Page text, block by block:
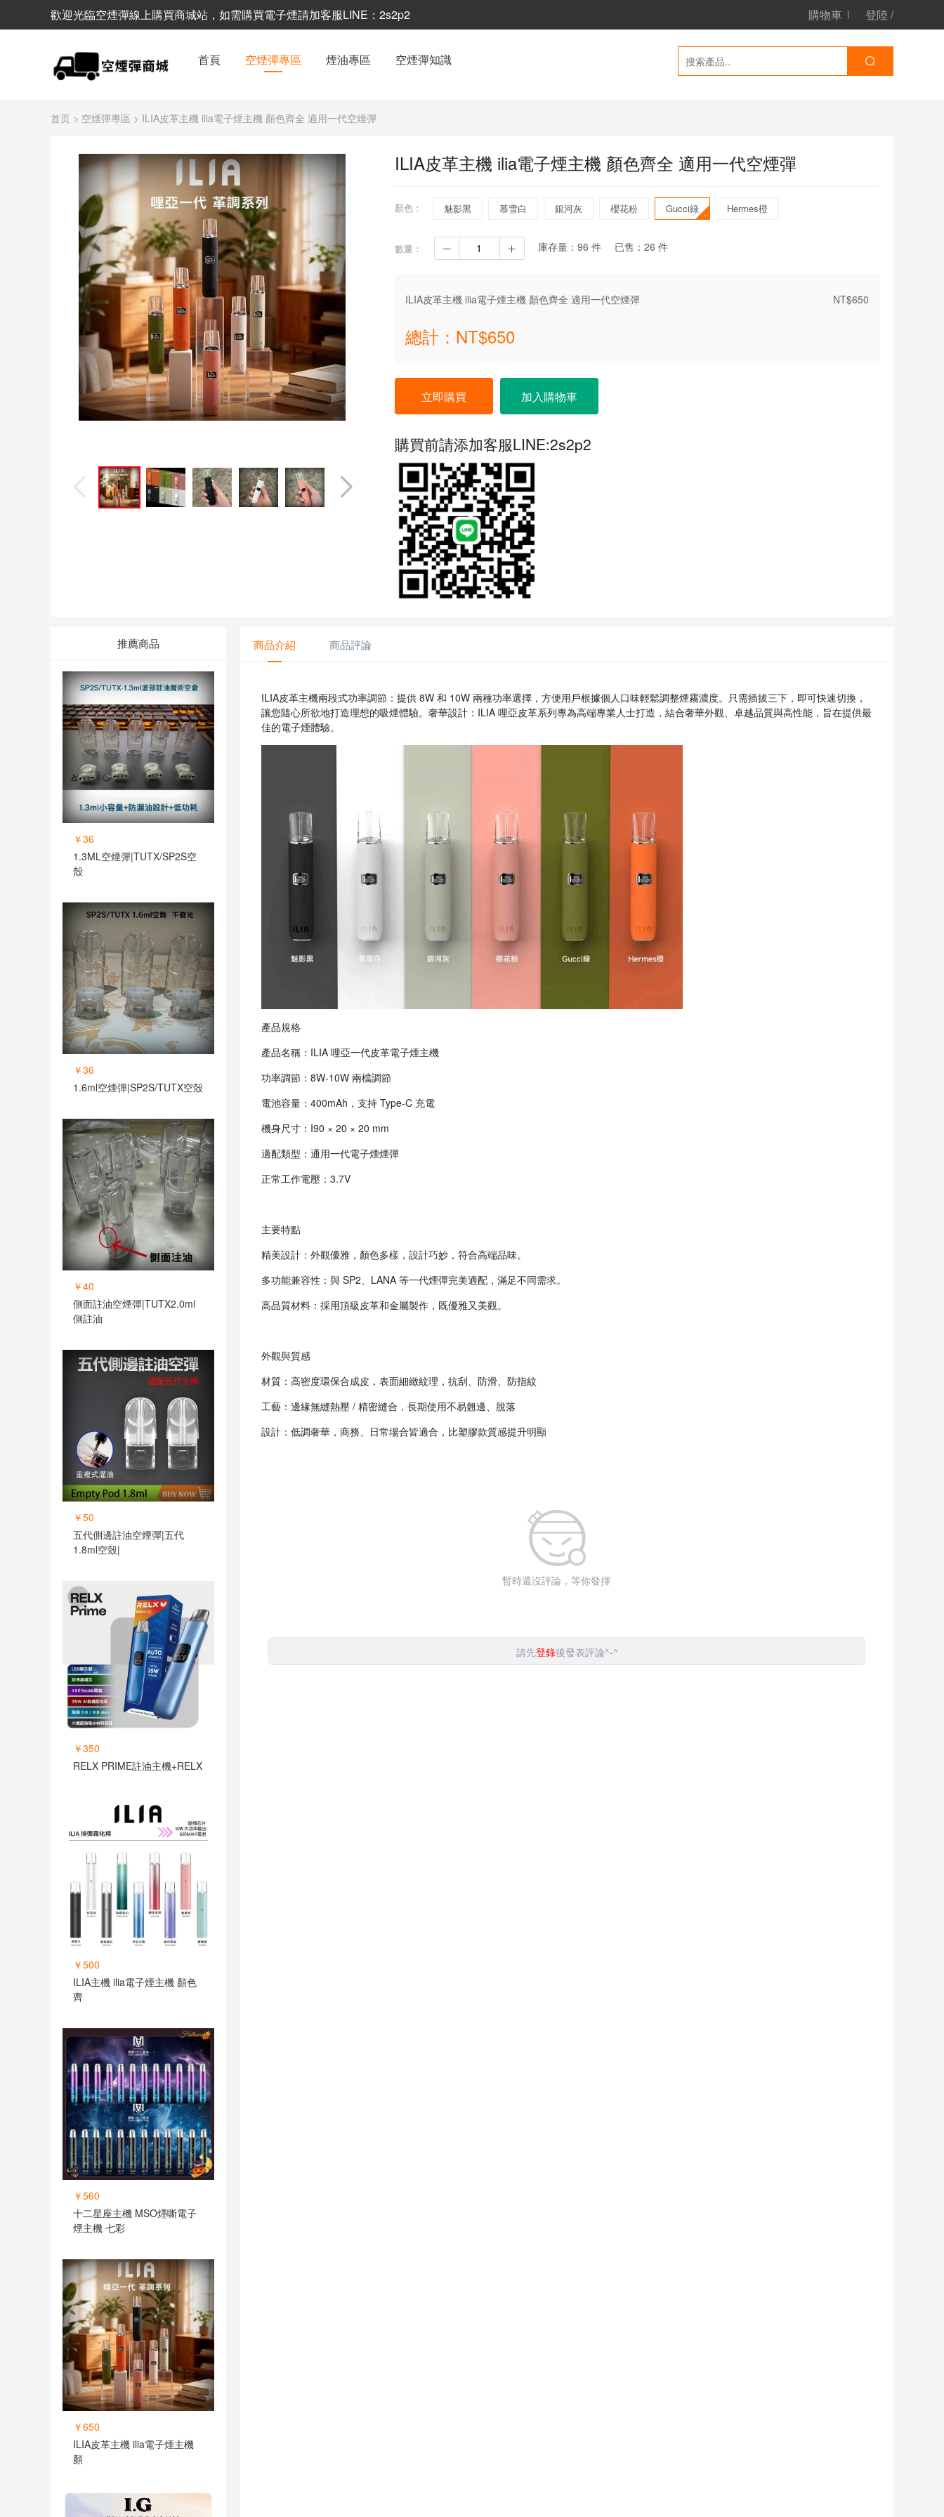
歡迎光臨空煙彈線上購買商城站，如需購買電子煙請加客服LINE：2s2p2 購物車 登陸 /
首頁 空煙彈專區 煙油專區 空煙彈知識
首页 > 空煙彈專區 > ILIA皮革主機 ilia電子煙主機 顏色齊全 適用一代空煙彈
ILIA皮革主機 ilia電子煙主機 顏色齊全 適用一代空煙彈
顏色： 魅影黑 慕雪白 銀河灰 櫻花粉 Gucci綠 Hermes橙
數量： 庫存量： 96 件 已售： 26 件
ILIA皮革主機 ilia電子煙主機 顏色齊全 適用一代空煙彈 NT$650
總計：NT$650
立即購買 加入購物車
購買前請添加客服LINE:2s2p2
推薦商品
￥36
1.3ML空煙彈|TUTX/SP2S空
殼
￥36
1.6ml空煙彈|SP2S/TUTX空殼
￥40
側面註油空煙彈|TUTX2.0ml
側註油
￥50
五代側邊註油空煙彈|五代
1.8ml空殼|
￥350
RELX PRIME註油主機+RELX
￥500
ILIA主機 ilia電子煙主機 顏色
齊
￥560
十二星座主機 MSO爅嘶電子
煙主機 七彩
￥650
ILIA皮革主機 ilia電子煙主機
顏
商品介紹 商品評論
ILIA皮革主機兩段式功率調節：提供 8W 和 10W 兩種功率選擇，方便用戶根據個人口味輕鬆調整煙霧濃度。只需插拔三下，即可快速切換，
讓您隨心所欲地打造理想的吸煙體驗。奢華設計：ILIA 哩亞皮革系列專為高端專業人士打造，結合奢華外觀、卓越品質與高性能，旨在提供最
佳的電子煙體驗。
產品規格
產品名稱：ILIA 哩亞一代皮革電子煙主機
功率調節：8W-10W 兩檔調節
電池容量：400mAh，支持 Type-C 充電
機身尺寸：I90 × 20 × 20 mm
適配類型：通用一代電子煙煙彈
正常工作電壓：3.7V
主要特點
精美設計：外觀優雅，顏色多樣，設計巧妙，符合高端品味。
多功能兼容性：與 SP2、LANA 等一代煙彈完美適配，滿足不同需求。
高品質材料：採用頂級皮革和金屬製作，既優雅又美觀。
外觀與質感
材質：高密度環保合成皮，表面細緻紋理，抗刮、防滑、防指紋
工藝：邊緣無縫熱壓 / 精密縫合，長期使用不易翹邊、脫落
設計：低調奢華，商務、日常場合皆適合，比塑膠款質感提升明顯
暫時還沒評論，等你發揮
請先登錄後發表評論^-^